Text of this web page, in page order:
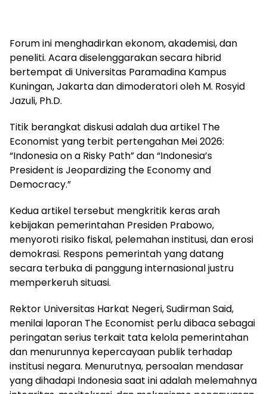
Forum ini menghadirkan ekonom, akademisi, dan
peneliti. Acara diselenggarakan secara hibrid
bertempat di Universitas Paramadina Kampus
Kuningan, Jakarta dan dimoderatori oleh M. Rosyid
Jazuli, Ph.D.
Titik berangkat diskusi adalah dua artikel The
Economist yang terbit pertengahan Mei 2026:
“Indonesia on a Risky Path” dan “Indonesia’s
President is Jeopardizing the Economy and
Democracy.”
Kedua artikel tersebut mengkritik keras arah
kebijakan pemerintahan Presiden Prabowo,
menyoroti risiko fiskal, pelemahan institusi, dan erosi
demokrasi. Respons pemerintah yang datang
secara terbuka di panggung internasional justru
memperkeruh situasi.
Rektor Universitas Harkat Negeri, Sudirman Said,
menilai laporan The Economist perlu dibaca sebagai
peringatan serius terkait tata kelola pemerintahan
dan menurunnya kepercayaan publik terhadap
institusi negara. Menurutnya, persoalan mendasar
yang dihadapi Indonesia saat ini adalah melemahnya